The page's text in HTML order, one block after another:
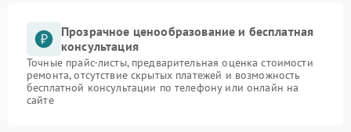
Прозрачное ценообразование и бесплатная
консультация
Точные прайс-листы, предварительная оценка стоимости
ремонта, отсутствие скрытых платежей и возможность
бесплатной консультации по телефону или онлайн на
сайте